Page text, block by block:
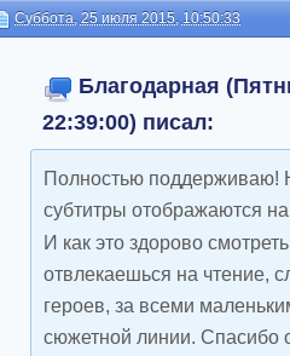
Суббота, 25 июля 2015, 10:50:33
Благодарная
22:39:00) писал:
Полностью поддерживаю!
субтитры отображаются
И как это здорово
отвлекаешься на чтение,
героев, за всеми
сюжетной линии. Спасибо